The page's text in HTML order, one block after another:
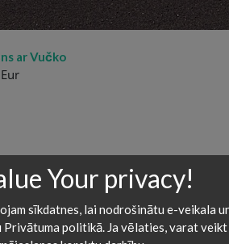
Your privacy!
sīkdatnes, lai nodrošinātu e-veikala
Privātuma politikā. Ja vēlaties, varat
ar Vučko
API Prasības Examples Lejuplādes
BV